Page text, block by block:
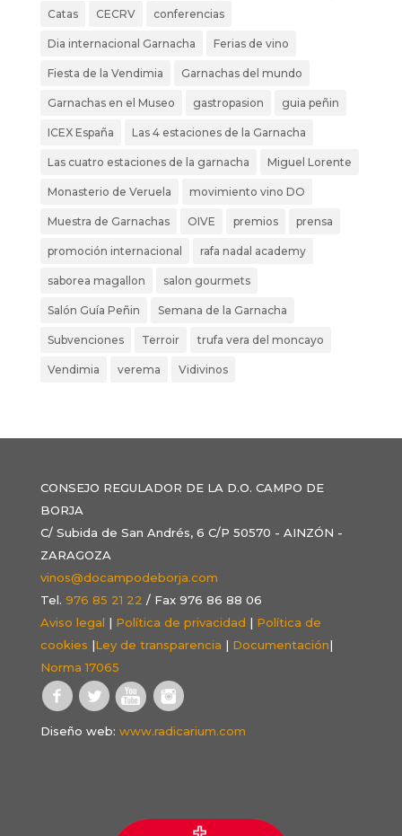
Catas CECRV conferencias
Dia internacional Garnacha Ferias de vino
Fiesta de la Vendimia Garnachas del mundo
Garnachas en el Museo gastropasion guia peñin
ICEX España Las 4 estaciones de la Garnacha
Las cuatro estaciones de la garnacha Miguel Lorente
Monasterio de Veruela movimiento vino DO
Muestra de Garnachas OIVE premios prensa
promoción internacional rafa nadal academy
saborea magallon salon gourmets
Salón Guía Peñin Semana de la Garnacha
Subvenciones Terroir trufa vera del moncayo
Vendimia verema Vidivinos
CONSEJO REGULADOR DE LA D.O. CAMPO DE
BORJA
C/ Subida de San Andrés, 6 C/P 50570 - AINZÓN -
ZARAGOZA
vinos@docampodeborja.com
Tel. 976 85 21 22 / Fax 976 86 88 06
Aviso legal | Política de privacidad | Política de
cookies |Ley de transparencia | Documentación|
Norma 17065
Diseño web: www.radicarium.com